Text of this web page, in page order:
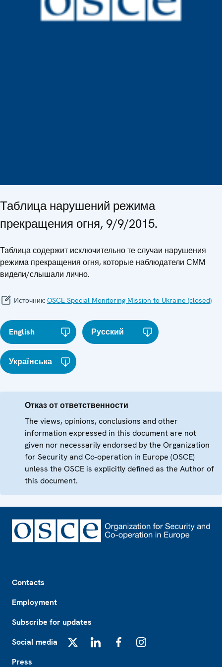
Таблица нарушений режима
прекращения огня, 9/9/2015.
Таблица содержит исключительно те случаи нарушения
режима прекращения огня, которые наблюдатели СММ
видели/слышали лично.
Источник: OSCE Special Monitoring Mission to Ukraine (closed)
English Русский
Українська
Отказ от ответственности
The views, opinions, conclusions and other
information expressed in this document are not
given nor necessarily endorsed by the Organization
for Security and Co-operation in Europe (OSCE)
unless the OSCE is explicitly defined as the Author of
this document.
Contacts
Employment
Subscribe for updates
Social media
Press